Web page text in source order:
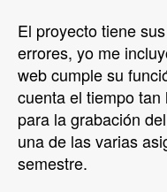
El proyecto tiene
errores, yo me
web cumple su
cuenta el tiempo
para la grabación
una de las varias
semestre.